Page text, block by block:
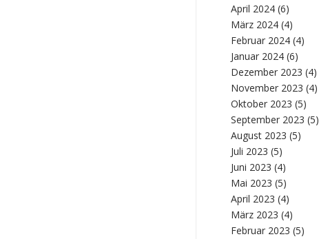
April 2024 (6)
März 2024 (4)
Februar 2024 (4)
Januar 2024 (6)
Dezember 2023 (4)
November 2023 (4)
Oktober 2023 (5)
September 2023 (5)
August 2023 (5)
Juli 2023 (5)
Juni 2023 (4)
Mai 2023 (5)
April 2023 (4)
März 2023 (4)
Februar 2023 (5)